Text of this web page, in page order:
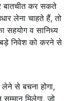
बातचीत कर सकते
लेना चाहते हैं, तो
सहयोग व सानिध्य
निवेश को करने से
से बचना होगा,
मिलेगा, जो